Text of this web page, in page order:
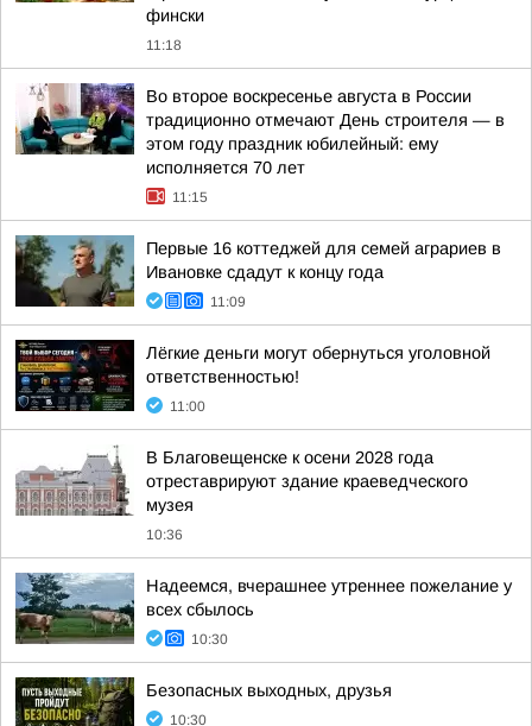
фински
11:18
Во второе воскресенье августа в России
традиционно отмечают День строителя — в
этом году праздник юбилейный: ему
исполняется 70 лет
11:15
Первые 16 коттеджей для семей аграриев в
Ивановке сдадут к концу года
11:09
Лёгкие деньги могут обернуться уголовной
ответственностью!
11:00
В Благовещенске к осени 2028 года
отреставрируют здание краеведческого
музея
10:36
Надеемся, вчерашнее утреннее пожелание у
всех сбылось
10:30
Безопасных выходных, друзья
10:30